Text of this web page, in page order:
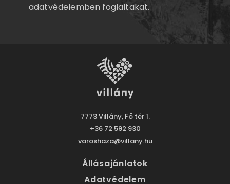
adatvédelemben foglaltakat.
7773 Villány, Fő tér 1.
+36 72 592 930
varoshaza@villany.hu
Állásajánlatok
Adatvédelem